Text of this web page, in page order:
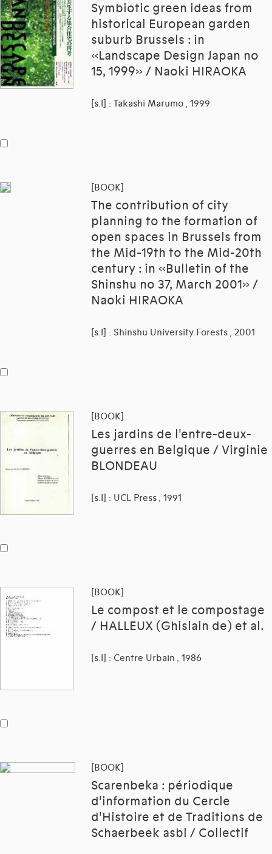
Symbiotic green ideas from
historical European garden
suburb Brussels : in
«Landscape Design Japan no
15, 1999» / Naoki HIRAOKA
[s.l] : Takashi Marumo , 1999
[BOOK]
The contribution of city
planning to the formation of
open spaces in Brussels from
the Mid-19th to the Mid-20th
century : in «Bulletin of the
Shinshu no 37, March 2001» /
Naoki HIRAOKA
[s.l] : Shinshu University Forests , 2001
[BOOK]
Les jardins de l'entre-deux-
guerres en Belgique / Virginie
BLONDEAU
[s.l] : UCL Press , 1991
[BOOK]
Le compost et le compostage
/ HALLEUX (Ghislain de) et al.
[s.l] : Centre Urbain , 1986
[BOOK]
Scarenbeka : périodique
d'information du Cercle
d'Histoire et de Traditions de
Schaerbeek asbl / Collectif